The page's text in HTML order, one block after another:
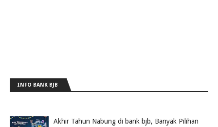
INFO BANK BJB
Akhir Tahun Nabung di bank bjb, Banyak Pilihan